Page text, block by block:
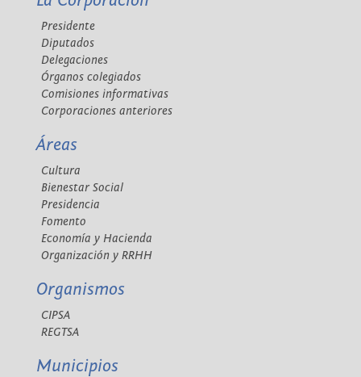
Presidente
Diputados
Delegaciones
Órganos colegiados
Comisiones informativas
Corporaciones anteriores
Áreas
Cultura
Bienestar Social
Presidencia
Fomento
Economía y Hacienda
Organización y RRHH
Organismos
CIPSA
REGTSA
Municipios